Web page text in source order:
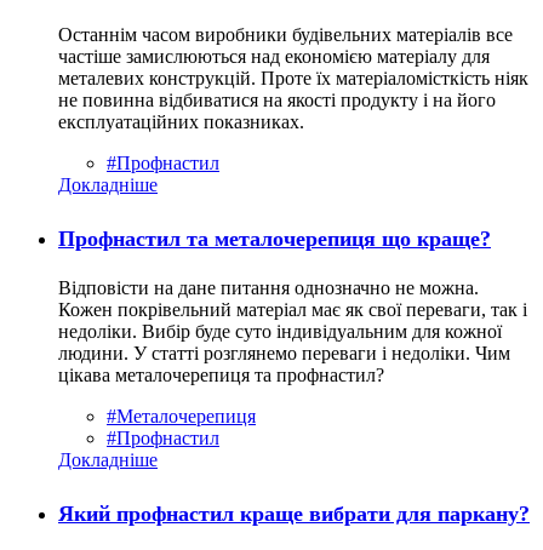
Останнім часом виробники будівельних матеріалів все
частіше замислюються над економією матеріалу для
металевих конструкцій. Проте їх матеріаломісткість ніяк
не повинна відбиватися на якості продукту і на його
експлуатаційних показниках.
#Профнастил
Докладніше
Профнастил та металочерепиця що краще?
Відповісти на дане питання однозначно не можна.
Кожен покрівельний матеріал має як свої переваги, так і
недоліки. Вибір буде суто індивідуальним для кожної
людини. У статті розглянемо переваги і недоліки. Чим
цікава металочерепиця та профнастил?
#Металочерепиця
#Профнастил
Докладніше
Який профнастил краще вибрати для паркану?